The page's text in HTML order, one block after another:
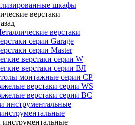
шкафы
верстаки
верстаки
серии Garage
серии Master
верстаки серии W
верстаки серии ВЛ
монтажные серии СР
верстаки серии WS
верстаки серии ВС
инструментальные